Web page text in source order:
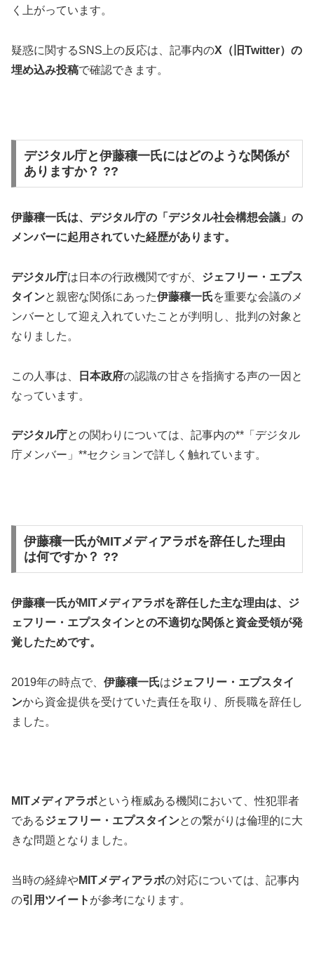
く上がっています。
疑惑に関するSNS上の反応は、記事内のX（旧Twitter）の
埋め込み投稿で確認できます。
デジタル庁と伊藤穰一氏にはどのような関係が
ありますか？ ??
伊藤穰一氏は、デジタル庁の「デジタル社会構想会議」の
メンバーに起用されていた経歴があります。
デジタル庁は日本の行政機関ですが、 ジェフリー・エプス
タインと親密な関係にあった伊藤穰一氏を重要な会議のメ
ンバーとして迎え入れていたことが判明し、批判の対象と
なりました。
この人事は、 日本政府の認識の甘さを指摘する声の一因と
なっています。
デジタル庁との関わりについては、記事内の**「デジタル
庁メンバー」**セクションで詳しく触れています。
伊藤穰一氏がMITメディアラボを辞任した理由
は何ですか？ ??
伊藤穰一氏がMITメディアラボを辞任した主な理由は、ジ
ェフリー・エプスタインとの不適切な関係と資金受領が発
覚したためです。
2019年の時点で、 伊藤穰一氏はジェフリー・エプスタイ
ンから資金提供を受けていた責任を取り、所長職を辞任し
ました。
MITメディアラボという権威ある機関において、性犯罪者
であるジェフリー・エプスタインとの繋がりは倫理的に大
きな問題となりました。
当時の経緯やMITメディアラボの対応については、記事内
の引用ツイート が参考になります。